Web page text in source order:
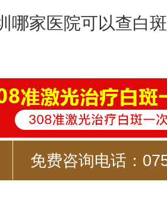
哪家医院可以查白
免费咨询电话：